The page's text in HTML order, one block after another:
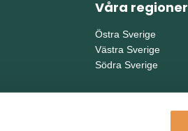
Våra regioner
Östra Sverige
Västra Sverige
Södra Sverige